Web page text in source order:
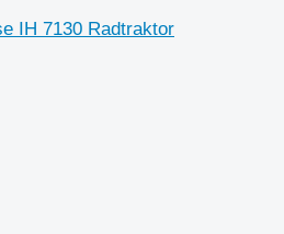
IH 7130 Radtraktor